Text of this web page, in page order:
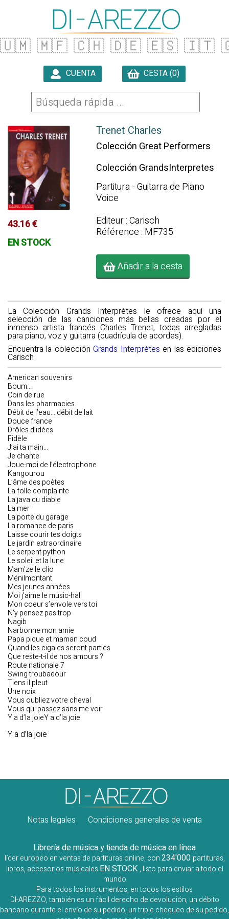
🇺🇲 🇲🇫 🇨🇭 🇩🇪 🇪🇸 🇮🇹
CUENTA CESTA (0)
43.16 €
EN STOCK
Trenet Charles
Colección Great Performers
Colección GrandsInterpretes
Partitura - Guitarra de Piano
Voice
Editeur : Carisch
Référence : MF735
Añadir a la cesta
La Colección Grands Interprètes le ofrece aquí una
selección de las canciones más bellas creadas por el
inmenso artista francés Charles Trenet, todas arregladas
para piano, voz y guitarra (cuadrícula de acordes).
Encuentra la colecciónGrands Interprètes en las ediciones
Carisch
American souvenirs
Boum...
Coin de rue
Dans les pharmacies
Débit de l’eau... débit de lait
Douce france
Drôles d’idées
Fidèle
J’ai ta main...
Je chante
Joue-moi de l’électrophone
Kangourou
L’âme des poètes
La folle complainte
La java du diable
La mer
La porte du garage
La romance de paris
Laisse courir tes doigts
Le jardin extraordinaire
Le serpent python
Le soleil et la lune
Mam’zelle clio
Ménilmontant
Mes jeunes années
Moi j’aime le music-hall
Mon coeur s’envole vers toi
N’y pensez pas trop
Nagib
Narbonne mon amie
Papa pique et maman coud
Quand les cigales seront parties
Que reste-t-il de nos amours ?
Route nationale 7
Swing troubadour
Tiens il pleut
Une noix
Vous oubliez votre cheval
Vous qui passez sans me voir
Y a d’la joieY a d’la joie
Y a d’la joie
Notas legales Condiciones generales de venta
Librería de música y tienda de música en línea
líder europeo en ventas de partituras online, con234'000 partituras,
libros, accesorios musicales EN STOCK , listo para enviar a todo el
mundo
Para todos los instrumentos, en todos los estilos
DI-AREZZO, también es un fácil derecho de devolución, un débito
bancario durante el envío de su pedido, un triple chequeo de su pedido,